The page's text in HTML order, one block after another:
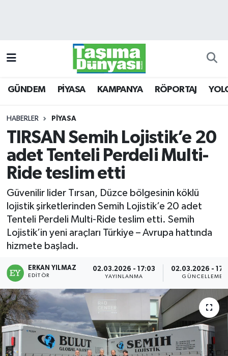
GÜNDEM PİYASA KAMPANYA RÖPORTAJ
HABERLER PİYASA
TIRSAN Semih Lojistik’e 20
adet Tenteli Perdeli Multi-
Ride teslim etti
Güvenilir lider Tırsan, Düzce bölgesinin köklü
lojistik şirketlerinden Semih Lojistik’e 20 adet
Tenteli Perdeli Multi-Ride teslim etti. Semih
Lojistik’in yeni araçları Türkiye – Avrupa hattında
hizmete başladı.
ERKAN YILMAZ
EDITÖR
02.03.2026 - 17:03
YAYINLANMA
02.03.2026 -
GÜNCELLEME
KAMPANYA
RÖPORTAJ
YOLCU TAŞIMA
LOJİSTİK
E-GAZETE
TAŞITLAR
Trafik Durumu
Süper Lig Puan Durumu ve Fikstür
Tüm Manşetler
Son Dakika Haberleri
Haber Arşivi